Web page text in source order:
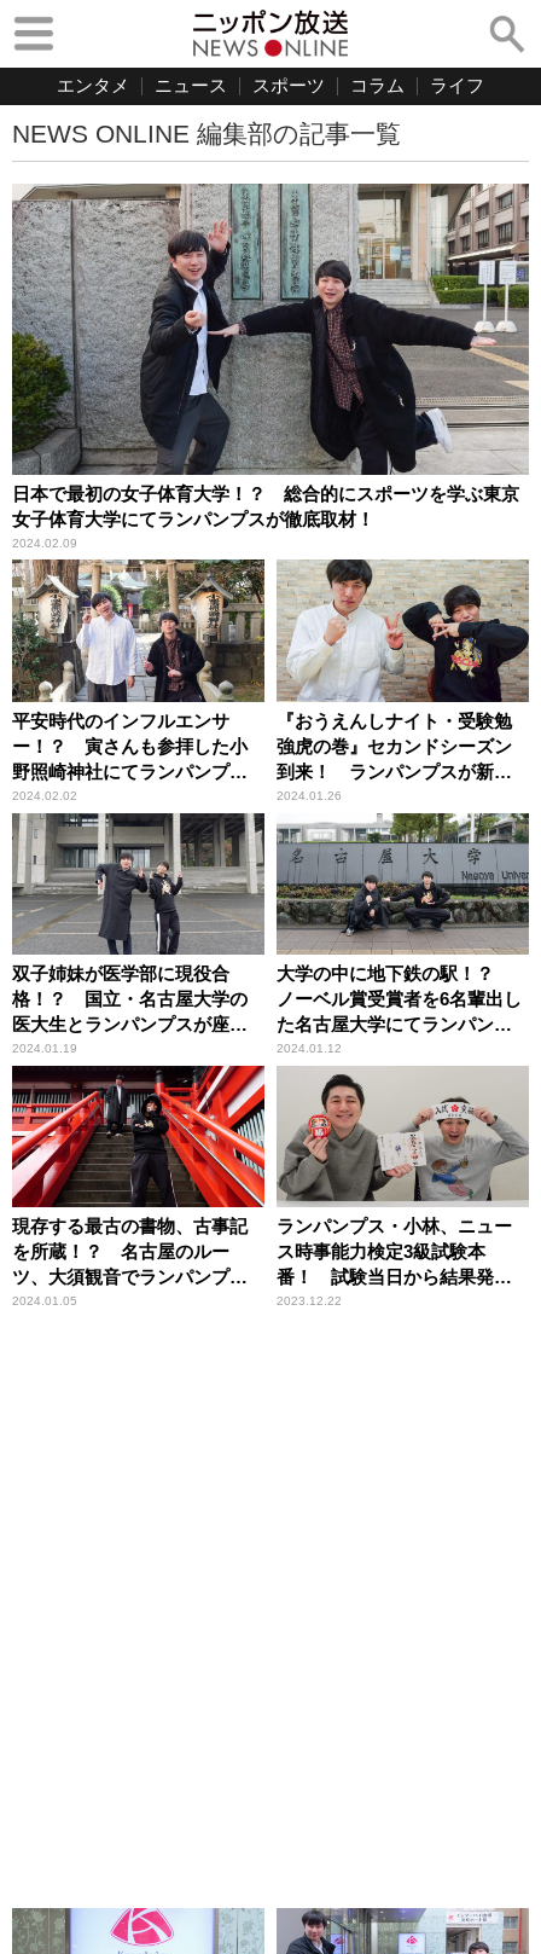
エンタメ ニュース スポーツ コラム ライフ
NEWS ONLINE 編集部の記事一覧
日本で最初の女子体育大学！？ 総合的にスポーツを学ぶ東京
女子体育大学にてランパンプスが徹底取材！
2024.02.09
平安時代のインフルエンサ
ー！？ 寅さんも参拝した小
野照崎神社にてランパンプス
が合格祈願！
2024.02.02
『おうえんしナイト・受験勉
強虎の巻』セカンドシーズン
到来！ ランパンプスが新た
な試験に挑戦！
2024.01.26
双子姉妹が医学部に現役合
格！？ 国立・名古屋大学の
医大生とランパンプスが座談
会！
2024.01.19
大学の中に地下鉄の駅！？
ノーベル賞受賞者を6名輩出し
た名古屋大学にてランパンプ
スが徹底取材！
2024.01.12
現存する最古の書物、古事記
を所蔵！？ 名古屋のルー
ツ、大須観音でランパンプス
が合格祈願！
2024.01.05
ランパンプス・小林、ニュー
ス時事能力検定3級試験本
番！ 試験当日から結果発表
までを密着レポート！
2023.12.22